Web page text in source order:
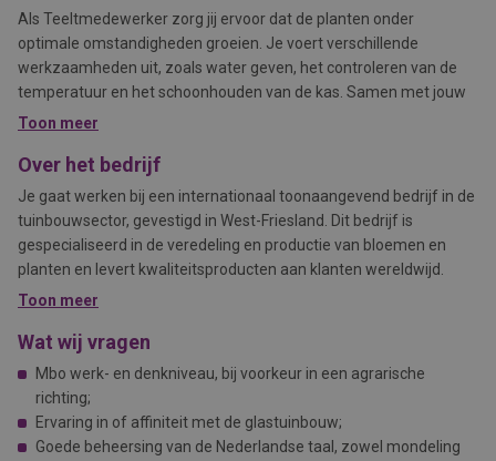
Als Teeltmedewerker zorg jij ervoor dat de planten onder
optimale omstandigheden groeien. Je voert verschillende
werkzaamheden uit, zoals water geven, het controleren van de
temperatuur en het schoonhouden van de kas. Samen met jouw
collega’s werk je aan een gezonde en efficiënte teelt. Heb je nog
uitgelegd, zolang je leergierig en gemotiveerd bent.
Toon meer
Over het bedrijf
Je gaat werken bij een internationaal toonaangevend bedrijf in de
tuinbouwsector, gevestigd in West-Friesland. Dit bedrijf is
gespecialiseerd in de veredeling en productie van bloemen en
planten en levert kwaliteitsproducten aan klanten wereldwijd.
Binnen deze organisatie heerst een informele en collegiale
Toon meer
Wat wij vragen
Mbo werk- en denkniveau, bij voorkeur in een agrarische
richting;
Ervaring in of affiniteit met de glastuinbouw;
Goede beheersing van de Nederlandse taal, zowel mondeling